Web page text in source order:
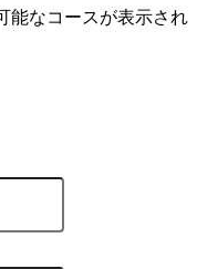
能なコースが表示され